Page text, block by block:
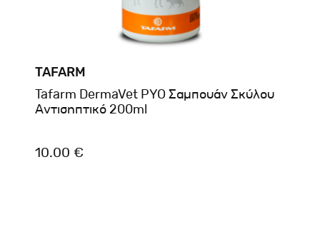
TAFARM
Tafarm DermaVet PYO Σαμπουάν Σκύλου
Αντισηπτικό 200ml
10.00 €